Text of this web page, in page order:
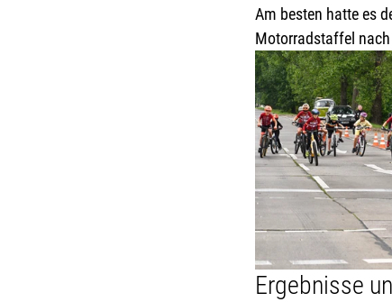
Am besten hatte es
Motorradstaffel
Ergebnisse